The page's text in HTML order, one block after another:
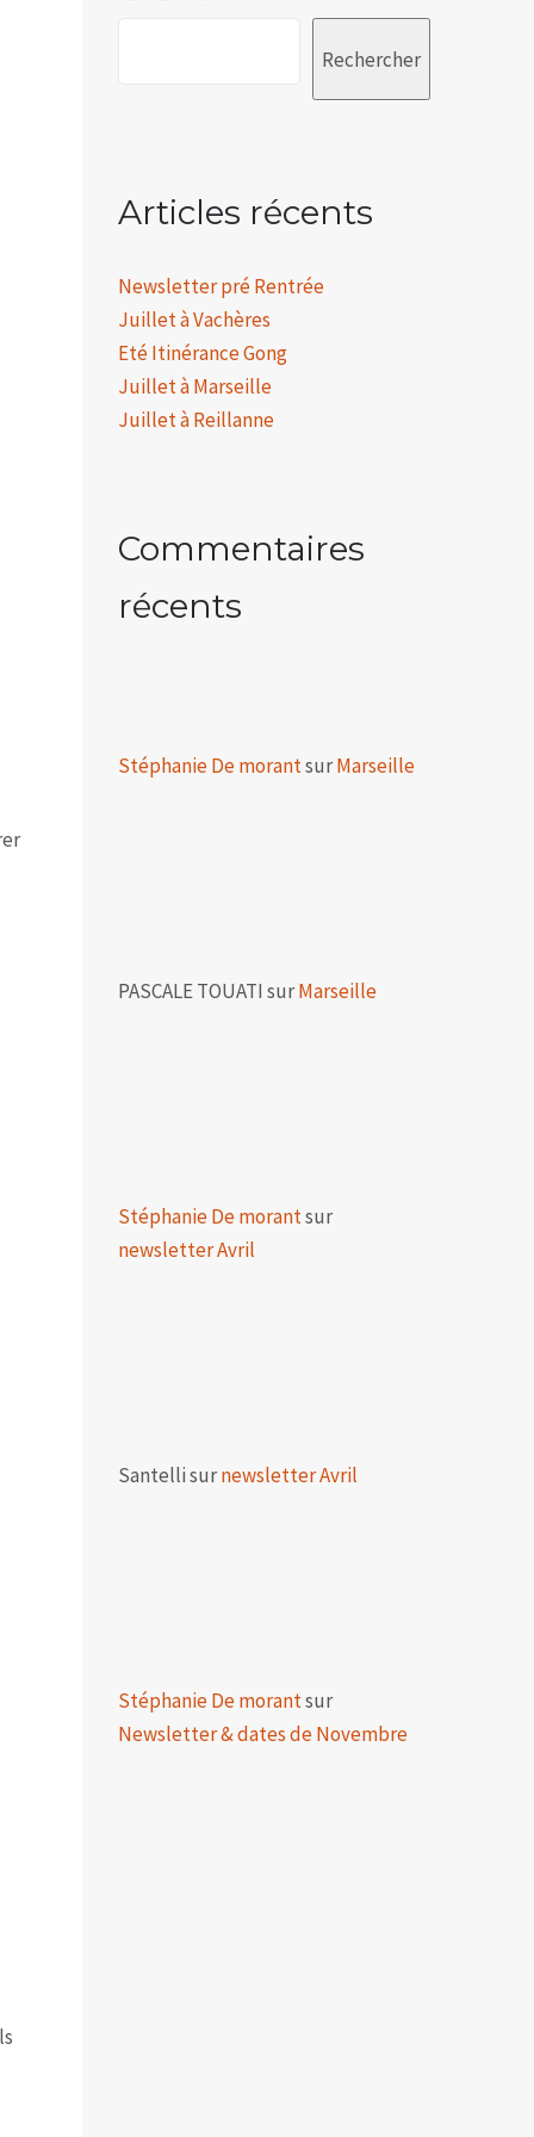
Rechercher
Articles récents
Newsletter pré Rentrée
Juillet à Vachères
Eté Itinérance Gong
Juillet à Marseille
Juillet à Reillanne
Commentaires
récents
Stéphanie De morantsurMarseille
PASCALE TOUATI surMarseille
Stéphanie De morantsur
newsletter Avril
Santellisurnewsletter Avril
Stéphanie De morantsur
Newsletter & dates de Novembre